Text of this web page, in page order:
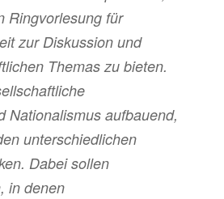
Ringvorlesung für
zur Diskussion und
Themas zu bieten.
Nationalismus aufbauend,
unterschiedlichen
Dabei sollen
in denen